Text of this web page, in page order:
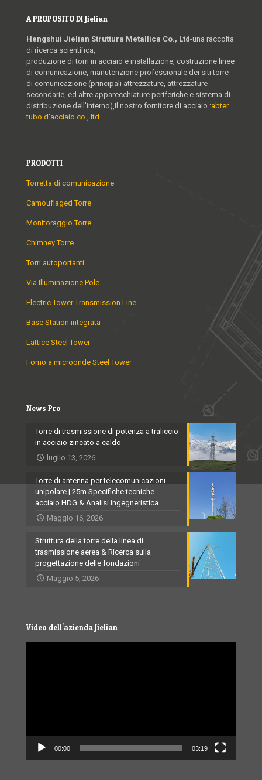
A PROPOSITO DI Jielian
Hengshui Jielian Struttura Metallica Co., Ltd-una raccolta
di ricerca scientifica,
produzione di torri in acciaio e installazione, costruzione linee
di comunicazione, manutenzione professionale dei siti torre
di comunicazione (principali attrezzature, attrezzature
secondarie, ed altre apparecchiature periferiche e sistema di
distribuzione dell'interno),Il nostro fornitore di acciaio :abter
tubo d'acciaio co., ltd
PRODOTTI
Torretta di comunicazione
Camouflaged Torre
Monitoraggio Torre
Chimney Torre
Torri autoportanti
Via Illuminazione Pole
Electric Tower Transmission Line
Base Station integrata
Lattice Steel Tower
Forno a microonde Steel Tower
News Pro
Torre di trasmissione di potenza a traliccio
in acciaio zincato a caldo
luglio 13, 2026
Torre di antenna per telecomunicazioni
unipolare | 25m Specifiche tecniche
acciaio HDG & Analisi ingegneristica
Maggio 16, 2026
Struttura della torre della linea di
trasmissione aerea & Ricerca sulla
progettazione delle fondazioni
Maggio 5, 2026
Video dell'azienda Jielian
00:00 03:19